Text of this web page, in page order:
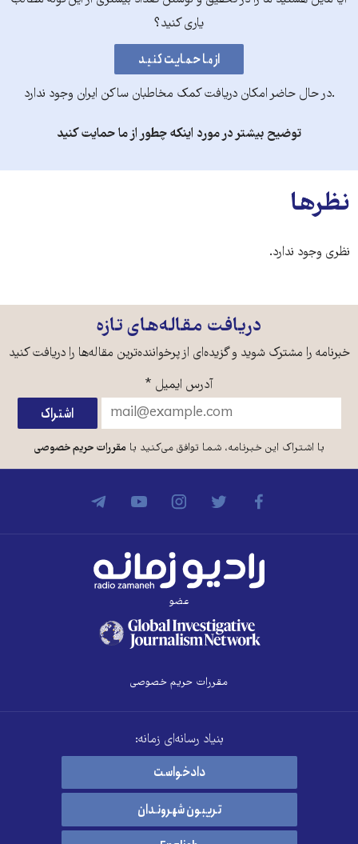
یاری کنید؟
.در حال حاضر امکان دریافت کمک مخاطبان ساکن ایران وجود ندارد
توضیح بیشتر در مورد اینکه چطور از ما حمایت کنید
نظرها
نظری وجود ندارد.
دریافت مقاله‌های تازه
خبرنامه را مشترک شوید و گزیده‌ای از پرخواننده‌ترین مقاله‌ها را دریافت کنید
آدرس ایمیل *
با اشتراک این خبرنامه، شما توافق می‌کنید بامقررات حریم خصوصی
عضو
مقررات حریم خصوصی
بنیاد رسانه‌ای زمانه:
دادخواست
تریبون شهروندان